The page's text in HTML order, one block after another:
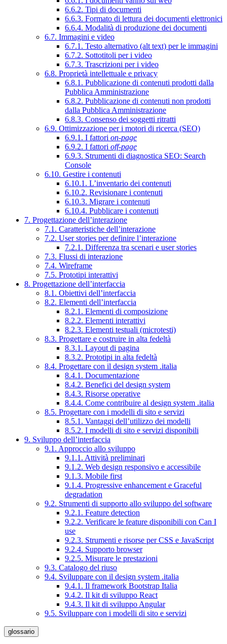
6.6.2. Tipi di documenti
6.6.3. Formato di lettura dei documenti elettronici
6.6.4. Modalità di produzione dei documenti
6.7. Immagini e video
6.7.1. Testo alternativo (alt text) per le immagini
6.7.2. Sottotitoli per i video
6.7.3. Trascrizioni per i video
6.8. Proprietà intellettuale e privacy
6.8.1. Pubblicazione di contenuti prodotti dalla
Pubblica Amministrazione
6.8.2. Pubblicazione di contenuti non prodotti
dalla Pubblica Amministrazione
6.8.3. Consenso dei soggetti ritratti
6.9. Ottimizzazione per i motori di ricerca (SEO)
6.9.1. I fattori on-page
6.9.2. I fattori off-page
6.9.3. Strumenti di diagnostica SEO: Search
Console
6.10. Gestire i contenuti
6.10.1. L’inventario dei contenuti
6.10.2. Revisionare i contenuti
6.10.3. Migrare i contenuti
6.10.4. Pubblicare i contenuti
7. Progettazione dell’interazione
7.1. Caratteristiche dell’interazione
7.2. User stories per definire l’interazione
7.2.1. Differenza tra scenari e user stories
7.3. Flussi di interazione
7.4. Wireframe
7.5. Prototipi interattivi
8. Progettazione dell’interfaccia
8.1. Obiettivi dell’interfaccia
8.2. Elementi dell’interfaccia
8.2.1. Elementi di composizione
8.2.2. Elementi interattivi
8.2.3. Elementi testuali (microtesti)
8.3. Progettare e costruire in alta fedeltà
8.3.1. Layout di pagina
8.3.2. Prototipi in alta fedeltà
8.4. Progettare con il design system .italia
8.4.1. Documentazione
8.4.2. Benefici del design system
8.4.3. Risorse operative
8.4.4. Come contribuire al design system .italia
8.5. Progettare con i modelli di sito e servizi
8.5.1. Vantaggi dell’utilizzo dei modelli
8.5.2. I modelli di sito e servizi disponibili
9. Sviluppo dell’interfaccia
9.1. Approccio allo sviluppo
9.1.1. Attività preliminari
9.1.2. Web design responsivo e accessibile
9.1.3. Mobile first
9.1.4. Progressive enhancement e Graceful
degradation
9.2. Strumenti di supporto allo sviluppo del software
9.2.1. Feature detection
9.2.2. Verificare le feature disponibili con Can I
use
9.2.3. Strumenti e risorse per CSS e JavaScript
9.2.4. Supporto browser
9.2.5. Misurare le prestazioni
9.3. Catalogo del riuso
9.4. Sviluppare con il design system .italia
9.4.1. Il framework Bootstrap Italia
9.4.2. Il kit di sviluppo React
9.4.3. Il kit di sviluppo Angular
9.5. Sviluppare con i modelli di sito e servizi
glossario